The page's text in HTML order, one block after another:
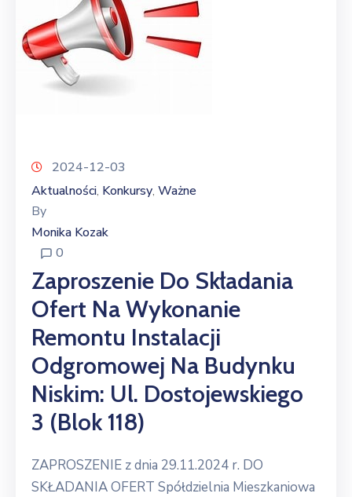
2024-12-03
Aktualności‚ Konkursy‚ Ważne
By
Monika Kozak
0
Zaproszenie Do Składania
Ofert Na Wykonanie
Remontu Instalacji
Odgromowej Na Budynku
Niskim: Ul. Dostojewskiego
3 (blok 118)
ZAPROSZENIE z dnia 29.11.2024 r. DO
SKŁADANIA OFERT Spółdzielnia Mieszkaniowa